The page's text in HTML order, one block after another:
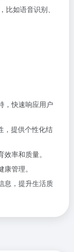
如语音识别、
，快速响应用户
，提供个性化结
率和质量。
管理。
息，提升生活质